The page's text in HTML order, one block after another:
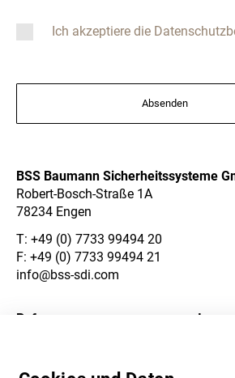
Ich akzeptiere die
Absenden
BSS Baumann Sicherheitssysteme
Robert-Bosch-Straße 1A
78234 Engen
T: +49 (0) 7733 99494 20
F: +49 (0) 7733 99494 21
info@bss-sdi.com
Referenzen